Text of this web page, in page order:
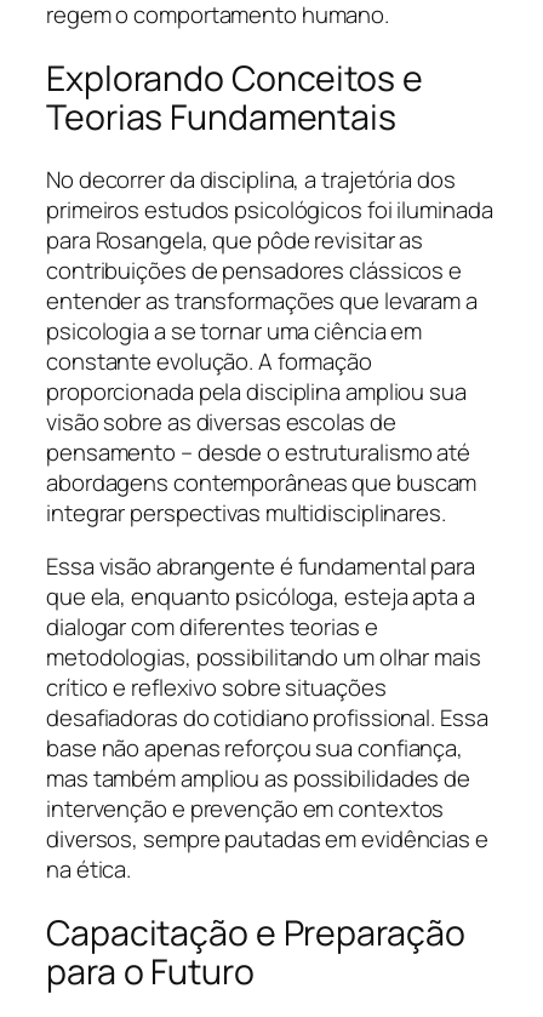
regem o comportamento humano.
Explorando Conceitos e
Teorias Fundamentais
No decorrer da disciplina, a trajetória dos
primeiros estudos psicológicos foi iluminada
para Rosangela, que pôde revisitar as
contribuições de pensadores clássicos e
entender as transformações que levaram a
psicologia a se tornar uma ciência em
constante evolução. A formação
proporcionada pela disciplina ampliou sua
visão sobre as diversas escolas de
pensamento – desde o estruturalismo até
abordagens contemporâneas que buscam
integrar perspectivas multidisciplinares.
Essa visão abrangente é fundamental para
que ela, enquanto psicóloga, esteja apta a
dialogar com diferentes teorias e
metodologias, possibilitando um olhar mais
crítico e reflexivo sobre situações
desafiadoras do cotidiano profissional. Essa
base não apenas reforçou sua confiança,
mas também ampliou as possibilidades de
intervenção e prevenção em contextos
diversos, sempre pautadas em evidências e
na ética.
Capacitação e Preparação
para o Futuro